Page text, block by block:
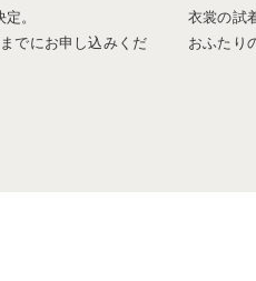
。
でにお申し込みくだ
衣裳の試
おふたり